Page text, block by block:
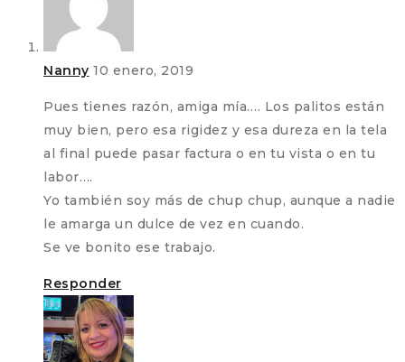
Nanny 10 enero, 2019
Pues tienes razón, amiga mía…. Los palitos están
muy bien, pero esa rigidez y esa dureza en la tela
al final puede pasar factura o en tu vista o en tu
labor….
Yo también soy más de chup chup, aunque a nadie
le amarga un dulce de vez en cuando.
Se ve bonito ese trabajo.
Responder